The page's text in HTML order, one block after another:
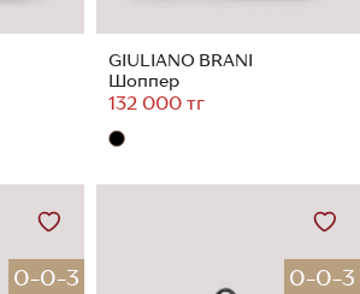
GIULIANO BRANI
Шоппер
132 000 тг
0-0-3 0-0-3